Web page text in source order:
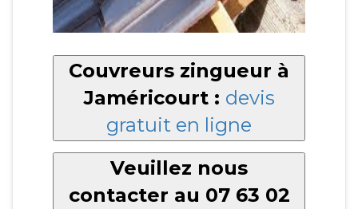
Couvreurs zingueur à
Jaméricourt : devis
gratuit en ligne
Veuillez nous
contacter au 07 63 02